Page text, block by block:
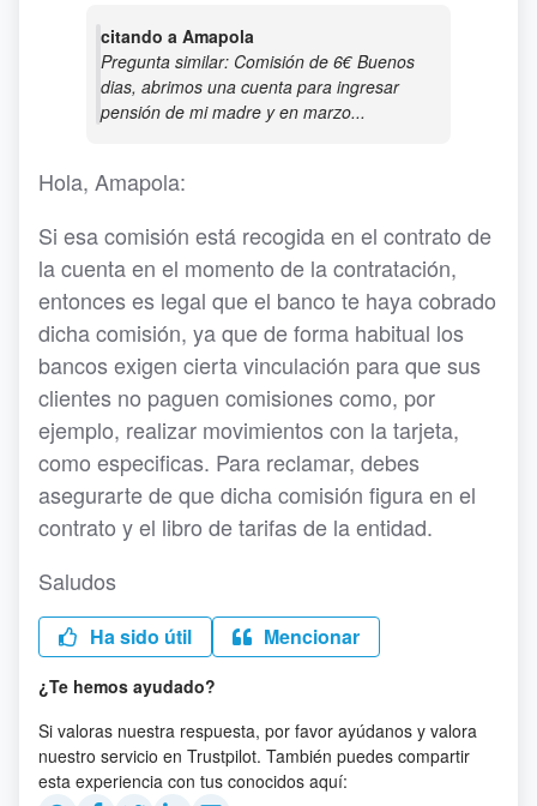
citando a Amapola
Pregunta similar: Comisión de 6€ Buenos
dias, abrimos una cuenta para ingresar
pensión de mi madre y en marzo...
Hola, Amapola:
Si esa comisión está recogida en el contrato de
la cuenta en el momento de la contratación,
entonces es legal que el banco te haya cobrado
dicha comisión, ya que de forma habitual los
bancos exigen cierta vinculación para que sus
clientes no paguen comisiones como, por
ejemplo, realizar movimientos con la tarjeta,
como especificas. Para reclamar, debes
asegurarte de que dicha comisión figura en el
contrato y el libro de tarifas de la entidad.
Saludos
Ha sido útil Mencionar
¿Te hemos ayudado?
Si valoras nuestra respuesta, por favor ayúdanos y valora
nuestro servicio en Trustpilot. También puedes compartir
esta experiencia con tus conocidos aquí: